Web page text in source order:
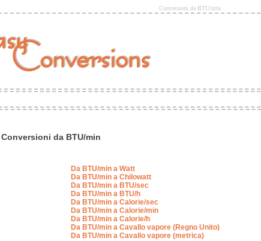
Conversioni da BTU/min
Conversioni da BTU/min
Da BTU/min a Watt
Da BTU/min a Chilowatt
Da BTU/min a BTU/sec
Da BTU/min a BTU/h
Da BTU/min a Calorie/sec
Da BTU/min a Calorie/min
Da BTU/min a Calorie/h
Da BTU/min a Cavallo vapore (Regno Unito)
Da BTU/min a Cavallo vapore (metrica)